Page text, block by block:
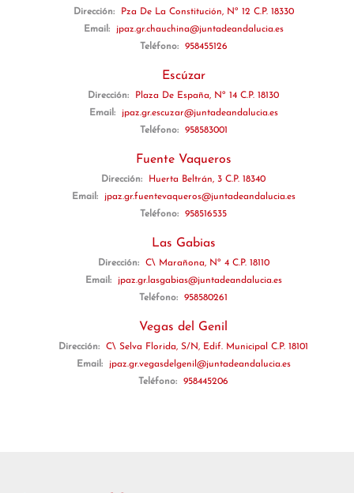
Dirección:
Pza De La Constitución, Nº 12 C.P. 18330
Email:
jpaz.gr.chauchina@juntadeandalucia.es
Teléfono:
958455126
Escúzar
Dirección:
Plaza De España, Nº 14 C.P. 18130
Email:
jpaz.gr.escuzar@juntadeandalucia.es
Teléfono:
958583001
Fuente Vaqueros
Dirección:
Huerta Beltrán, 3 C.P. 18340
Email:
jpaz.gr.fuentevaqueros@juntadeandalucia.es
Teléfono:
958516535
Las Gabias
Dirección:
C\ Marañona, Nº 4 C.P. 18110
Email:
jpaz.gr.lasgabias@juntadeandalucia.es
Teléfono:
958580261
Vegas del Genil
Dirección:
C\ Selva Florida, S/N, Edif. Municipal C.P. 18101
Email:
jpaz.gr.vegasdelgenil@juntadeandalucia.es
Teléfono:
958445206